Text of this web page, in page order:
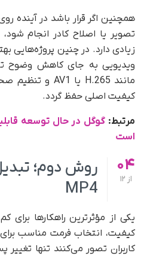
تصویر یا اصلاح کادر انجام
زیادی دارد. در چنین پروژه‌هایی
کیفیت اصلی حفظ گردد.
مرتبط:
است
04
از
روش دوم؛
MP4
یکی از مؤثرترین راهکارها
کیفیت، انتخاب فرمت مناسب
کاربران تصور می‌کنند تنها